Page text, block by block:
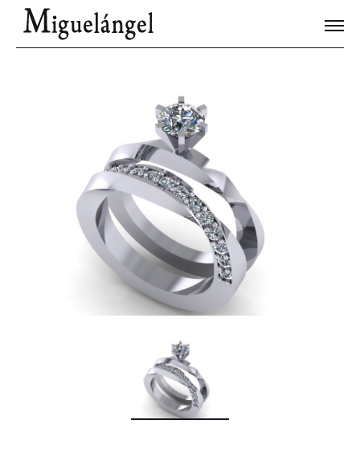
Joyas Únicas
Blog
Contacto